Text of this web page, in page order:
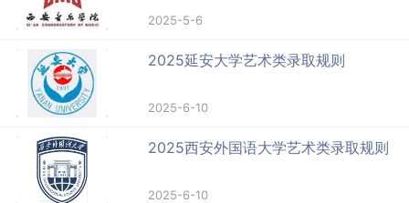
2025-5-6
2025延安大学艺术类录取规则
2025-6-10
2025西安外国语大学艺术类录取规则
2025-6-10